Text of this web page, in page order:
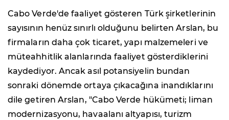
Cabo Verde'de faaliyet gösteren Türk şirketlerinin
sayısının henüz sınırlı olduğunu belirten Arslan, bu
firmaların daha çok ticaret, yapı malzemeleri ve
müteahhitlik alanlarında faaliyet gösterdiklerini
kaydediyor. Ancak asıl potansiyelin bundan
sonraki dönemde ortaya çıkacağına inandıklarını
dile getiren Arslan, "Cabo Verde hükümeti; liman
modernizasyonu, havaalanı altyapısı, turizm